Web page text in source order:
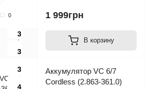
0 1 999грн
В корзину
3
3
3
4
Аккумулятор VC 6/7
Cordless (2.863-361.0)